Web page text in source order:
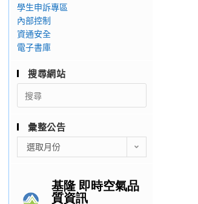
學生申訴專區
內部控制
資通安全
電子書庫
搜尋網站
Search
for:
彙整公告
整
選取月份